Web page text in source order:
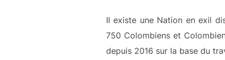
Il existe une Nation en exil
750 Colombiens et
depuis 2016 sur la base du